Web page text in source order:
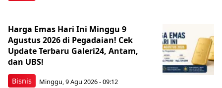
Bisnis
Harga Emas Hari Ini Minggu 9
Agustus 2026 di Pegadaian! Cek
Update Terbaru Galeri24, Antam,
dan UBS!
Minggu, 9 Agu 2026 - 09:12